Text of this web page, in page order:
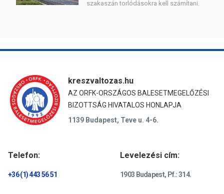
szakaszán torlódásokra kell számítani.
kreszvaltozas.hu
AZ ORFK-ORSZÁGOS BALESETMEGELŐZÉSI
BIZOTTSÁG HIVATALOS HONLAPJA
1139 Budapest, Teve u. 4-6.
Telefon:
+36 (1) 443 56 51
Levelezési cím:
1903 Budapest, Pf.: 314.